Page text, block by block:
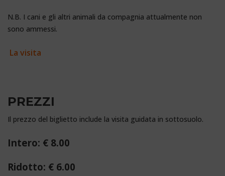
N.B. I cani e gli altri animali da compagnia attualmente non
sono ammessi.
La visita
PREZZI
Il prezzo del biglietto include la visita guidata in sottosuolo.
Intero: € 8.00
Ridotto: € 6.00